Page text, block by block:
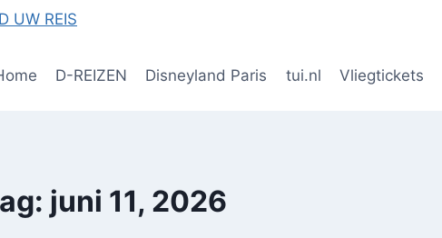
D-REIZEN Disneyland Paris tui.nl Vliegtickets
juni 11, 2026